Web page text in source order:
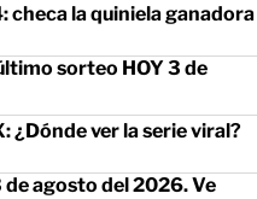
checa la quiniela ganadora
sorteo HOY 3 de
¿Dónde ver la serie viral?
de agosto del 2026. Ve